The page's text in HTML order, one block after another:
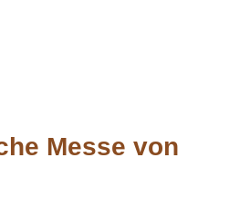
Messe von